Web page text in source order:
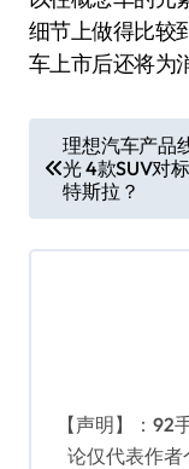
细节上做得比较
车上市后还将为
章
导
航
理想汽车产品
光 4款SUV对
特斯拉？
【声明】：
论仅代表作